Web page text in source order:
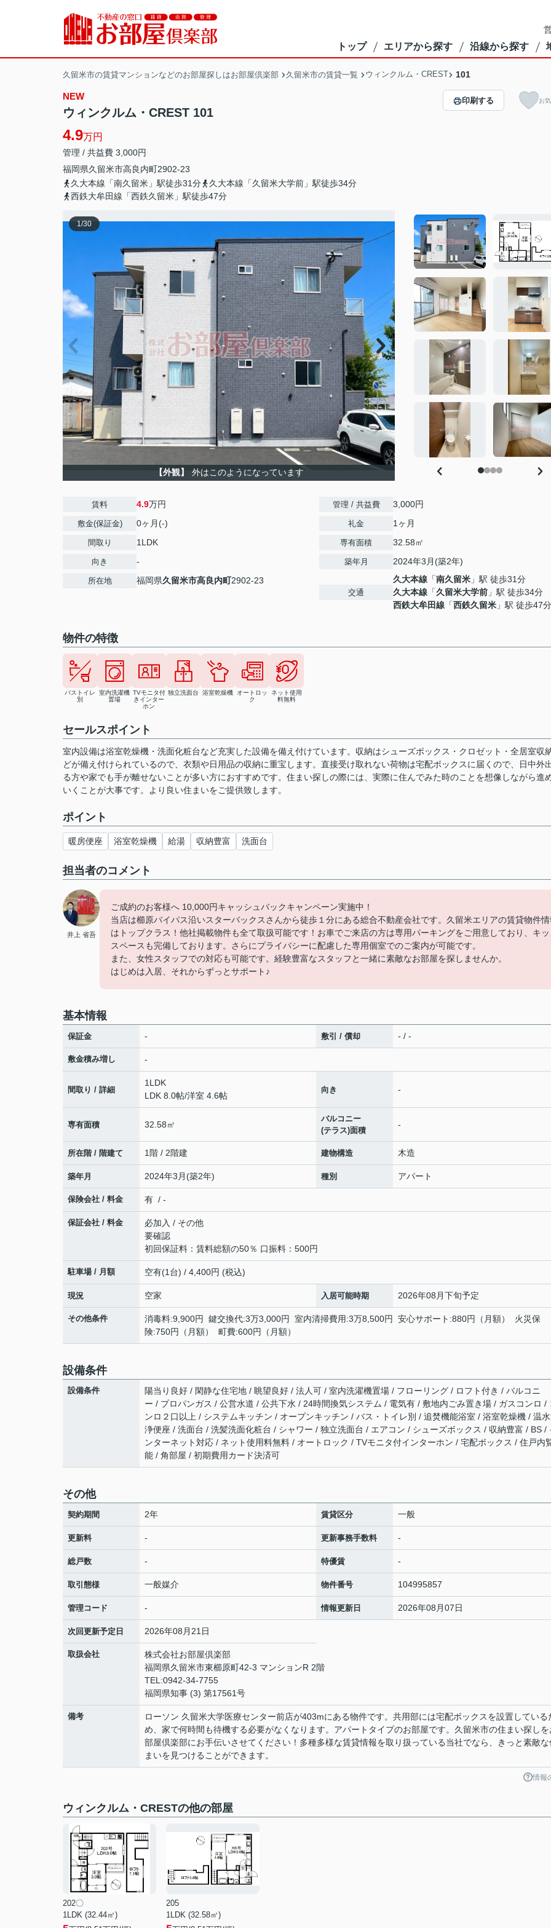
トップ エリアから探す 沿線から探す
久留米市の賃貸マンションなどのお部屋探しはお部屋倶楽部 久留米市の賃貸一覧 ウィンクルム・CREST 101
NEW
ウィンクルム・CREST 101
4.9万円
管理 / 共益費 3,000円
福岡県久留米市高良内町2902-23
久大本線「南久留米」駅徒歩31分
久大本線「久留米大学前」駅徒歩34分
西鉄大牟田線「西鉄久留米」駅徒歩47分
印刷する お
1/30
【外観】 外はこのようになっています
賃料 4.9万円
敷金(保証金) 0ヶ月(-)
間取り 1LDK
向き -
所在地 福岡県久留米市高良内町2902-23
管理 / 共益費 3,000円
礼金 1ヶ月
専有面積 32.58㎡
築年月 2024年3月(築2年)
交通
久大本線 「南久留米 」駅 徒歩31分
久大本線 「久留米大学前 」駅 徒歩34分
西鉄大牟田線 「西鉄久留米 」駅 徒歩47分
物件の特徴
バストイレ
別
室内洗濯機
置場
TVモニタ付
きインター
ホン
独立洗面台 浴室乾燥機
オートロッ
ク
ネット使用
料無料
セールスポイント
室内設備は浴室乾燥機・洗面化粧台など充実した設備を備え付けています。収納はシューズボックス・クロゼット・全居室収
どが備え付けられているので、衣類や日用品の収納に重宝します。直接受け取れない荷物は宅配ボックスに届くので、日中外
る方や家でも手が離せないことが多い方におすすめです。住まい探しの際には、実際に住んでみた時のことを想像しながら進
いくことが大事です。より良い住まいをご提供致します。
ポイント
暖房便座 浴室乾燥機 給湯 収納豊富 洗面台
担当者のコメント
井上 省吾
ご成約のお客様へ 10,000円キャッシュバックキャンペーン実施中！
当店は櫛原バイパス沿いスターバックスさんから徒歩１分にある総合不動産会社です。久留米エリアの賃貸物件
はトップクラス！他社掲載物件も全て取扱可能です！お車でご来店の方は専用パーキングをご用意しており、キ
スペースも完備しております。さらにプライバシーに配慮した専用個室でのご案内が可能です。
また、女性スタッフでの対応も可能です。経験豊富なスタッフと一緒に素敵なお部屋を探しませんか。
はじめは入居、それからずっとサポート♪
基本情報
保証金 - 敷引 / 償却 - / -
敷金積み増し -
間取り / 詳細
1LDK
LDK 8.0帖/洋室 4.6帖
向き -
専有面積 32.58㎡
バルコニー
(テラス)面積
-
所在階 / 階建て 1階 / 2階建 建物構造 木造
築年月 2024年3月(築2年) 種別 アパート
保険会社 / 料金 有 / -
保証会社 / 料金
必加入 / その他
要確認
初回保証料：賃料総額の50％ 口振料：500円
駐車場 / 月額 空有(1台) / 4,400円 (税込)
現況 空家 入居可能時期 2026年08月下旬予定
その他条件
消毒料:9,900円 鍵交換代:3万3,000円 室内清掃費用:3万8,500円 安心サポート:880円（月額） 火災保
険:750円（月額） 町費:600円（月額）
設備条件
設備条件
陽当り良好 / 閑静な住宅地 / 眺望良好 / 法人可 / 室内洗濯機置場 / フローリング / ロフト付き / バルコニ
ー / プロパンガス / 公営水道 / 公共下水 / 24時間換気システム / 電気有 / 敷地内ごみ置き場 / ガスコンロ /
ンロ２口以上 / システムキッチン / オープンキッチン / バス・トイレ別 / 追焚機能浴室 / 浴室乾燥機 / 温
浄便座 / 洗面台 / 洗髪洗面化粧台 / シャワー / 独立洗面台 / エアコン / シューズボックス / 収納豊富 / BS /
ンターネット対応 / ネット使用料無料 / オートロック / TVモニタ付インターホン / 宅配ボックス / 住戸内
能 / 角部屋 / 初期費用カード決済可
その他
契約期間 2年 賃貸区分 一般
更新料 - 更新事務手数料 -
総戸数 - 特優賃 -
取引態様 一般媒介 物件番号 104995857
管理コード - 情報更新日 2026年08月07日
次回更新予定日 2026年08月21日
取扱会社
株式会社お部屋倶楽部
福岡県久留米市東櫛原町42-3 マンションR 2階
TEL:0942-34-7755
福岡県知事 (3) 第17561号
備考
ローソン 久留米大学医療センター前店が403mにある物件です。共用部には宅配ボックスを設置している
め、家で何時間も待機する必要がなくなります。アパートタイプのお部屋です。久留米市の住まい探しを
部屋倶楽部にお手伝いさせてください！多種多様な賃貸情報を取り扱っている当社でなら、きっと素敵な
まいを見つけることができます。
情報
ウィンクルム・CRESTの他の部屋
202〇
1LDK (32.44㎡)
205
1LDK (32.58㎡)